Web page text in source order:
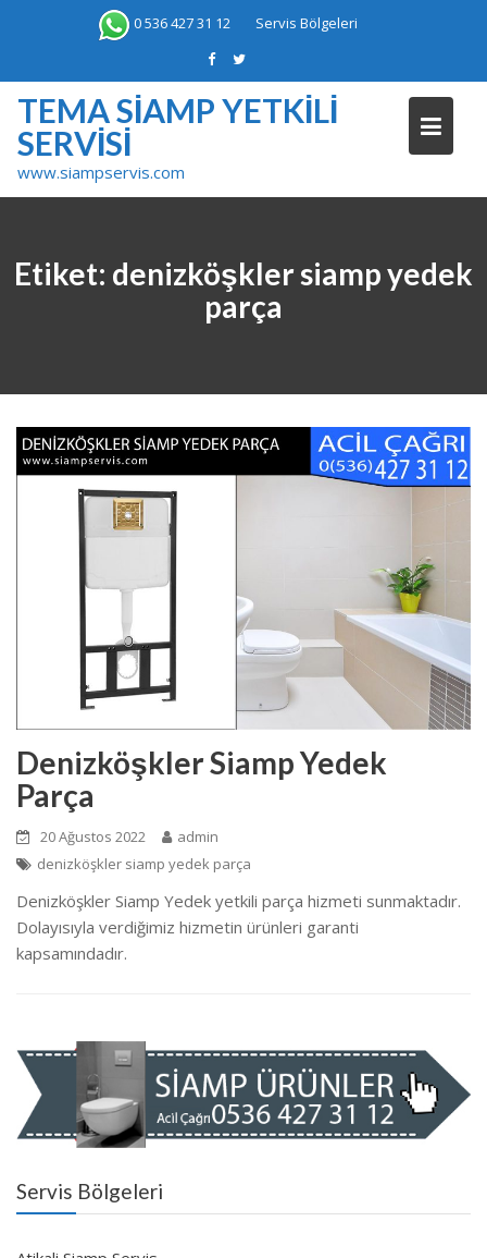
0 536 427 31 12 Servis Bölgeleri
TEMA SIAMP YETKILI
SERVISI
www.siampservis.com
Etiket: denizköşkler siamp yedek
parça
Denizköşkler Siamp Yedek
Parça
20 Ağustos 2022
admin
denizköşkler siamp yedek parça
Denizköşkler Siamp Yedek yetkili parça hizmeti sunmaktadır.
Dolayısıyla verdiğimiz hizmetin ürünleri garanti
kapsamındadır.
Servis Bölgeleri